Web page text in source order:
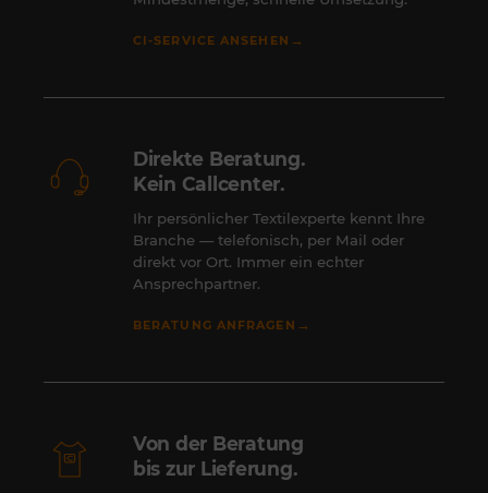
CI-SERVICE ANSEHEN →
Direkte Beratung.
Kein Callcenter.
Ihr persönlicher Textilexperte kennt Ihre
Branche — telefonisch, per Mail oder
direkt vor Ort. Immer ein echter
Ansprechpartner.
BERATUNG ANFRAGEN →
Von der Beratung
bis zur Lieferung.